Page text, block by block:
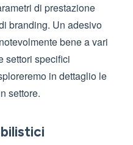
di prestazione
branding. Un adesivo
bene a vari
settori specifici
in dettaglio le
settore.